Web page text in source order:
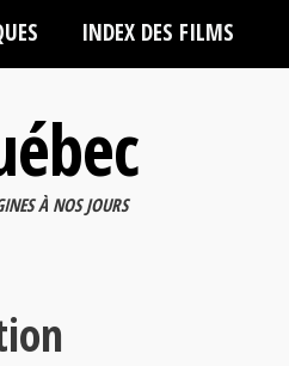
INDEX DES FILMS
À NOS JOURS